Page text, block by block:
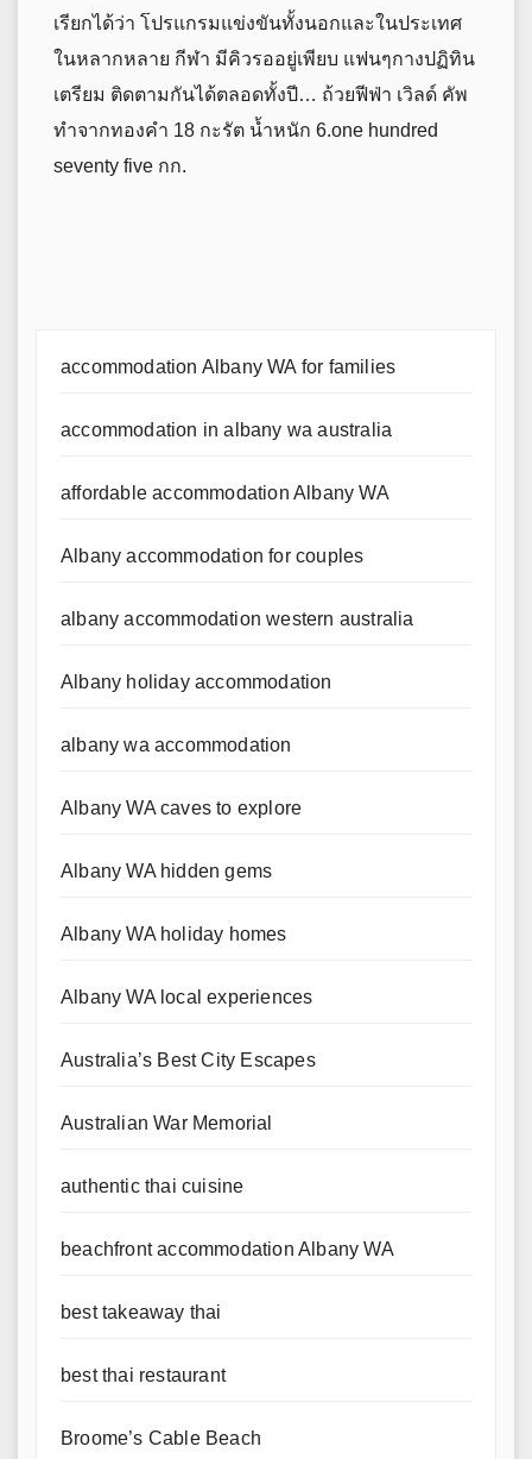
เรียกได้ว่า โปรแกรมแข่งขันทั้งนอกและในประเทศ
ในหลากหลาย กีฬา มีคิวรออยู่เพียบ แฟนๆกางปฏิทิน
เตรียม ติดตามกันได้ตลอดทั้งปี… ถ้วยฟีฟ่า เวิลด์ คัพ
ทำจากทองคำ 18 กะรัต น้ำหนัก 6.one hundred
seventy five กก.
accommodation Albany WA for families
accommodation in albany wa australia
affordable accommodation Albany WA
Albany accommodation for couples
albany accommodation western australia
Albany holiday accommodation
albany wa accommodation
Albany WA caves to explore
Albany WA hidden gems
Albany WA holiday homes
Albany WA local experiences
Australia’s Best City Escapes
Australian War Memorial
authentic thai cuisine
beachfront accommodation Albany WA
best takeaway thai
best thai restaurant
Broome’s Cable Beach